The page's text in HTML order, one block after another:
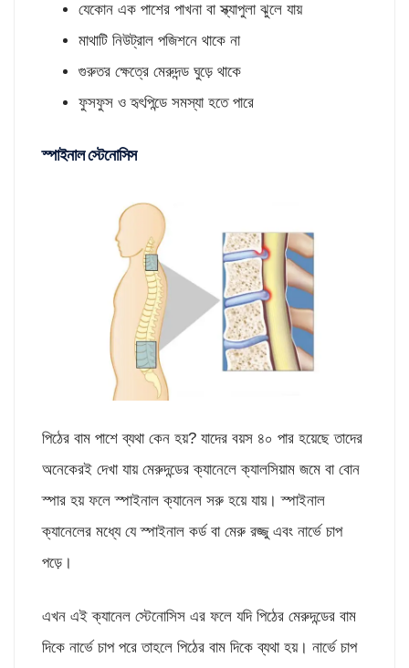
যেকোন এক পাশের পাখনা বা স্ক্যাপুলা ঝুলে যায়
মাথাটি নিউট্রাল পজিশনে থাকে না
গুরুতর ক্ষেত্রে মেরুদন্ড ঘুড়ে থাকে
ফুসফুস ও হৃৎপিন্ডে সমস্যা হতে পারে
স্পাইনাল স্টেনোসিস
পিঠের বাম পাশে ব্যথা কেন হয়? যাদের বয়স ৪০ পার হয়েছে তাদের
অনেকেরই দেখা যায় মেরুদন্ডের ক্যানেলে ক্যালসিয়াম জমে বা বোন
স্পার হয় ফলে স্পাইনাল ক্যানেল সরু হয়ে যায়। স্পাইনাল
ক্যানেলের মধ্যে যে স্পাইনাল কর্ড বা মেরু রজ্জু এবং নার্ভে চাপ
পড়ে।
এখন এই ক্যানেল স্টেনোসিস এর ফলে যদি পিঠের মেরুদন্ডের বাম
দিকে নার্ভে চাপ পরে তাহলে পিঠের বাম দিকে ব্যথা হয়। নার্ভে চাপ